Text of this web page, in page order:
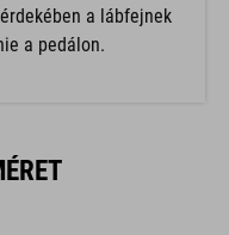
a lábfejnek
a pedálon.